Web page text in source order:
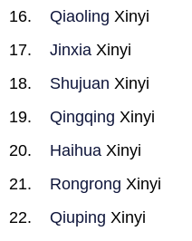
Qiaoling Xinyi
Jinxia Xinyi
Shujuan Xinyi
Qingqing Xinyi
Haihua Xinyi
Rongrong Xinyi
Qiuping Xinyi